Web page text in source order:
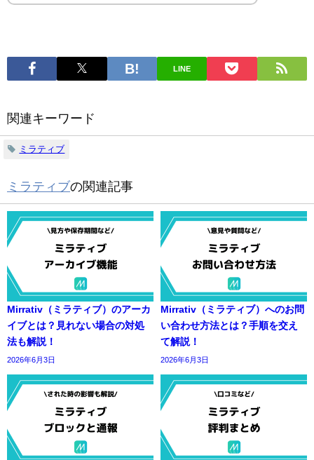
LINE
関連キーワード
ミラティブ
ミラティブの関連記事
Mirrativ（ミラティブ）のアーカ
イブとは？見れない場合の対処
法も解説！
2026年6月3日
Mirrativ（ミラティブ）へのお問
い合わせ方法とは？手順を交え
て解説！
2026年6月3日